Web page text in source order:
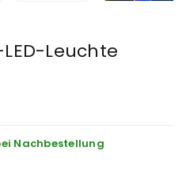
Leuchte
Nachbestellung